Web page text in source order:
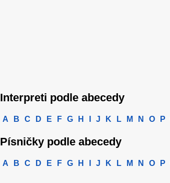
Interpreti podle abecedy
A B C D E F G H J K L M N O P
Písničky podle abecedy
A B C D E F G H J K L M N O P